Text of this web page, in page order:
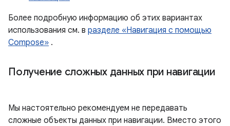
Более подробную информацию об этих вариантах
использования см. в разделе «Навигация с помощью
Compose» .
Получение сложных данных при навигации
Мы настоятельно рекомендуем не передавать
сложные объекты данных при навигации. Вместо этого